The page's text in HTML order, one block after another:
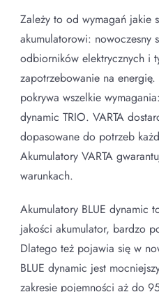
Zależy to od wymagań jakie
akumulatorowi: nowoczesny
odbiorników elektrycznych i
zapotrzebowanie na
pokrywa wszelkie
dynamic TRIO. VARTA
dopasowane do potrzeb
Akumulatory VARTA
warunkach.
Akumulatory BLUE dynamic
jakości akumulator, bardzo
Dlatego też pojawia się w
BLUE dynamic jest
zakresie pojemności aż do